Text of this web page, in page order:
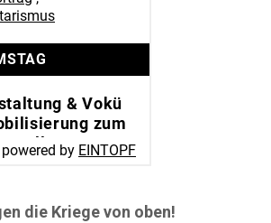
die Kriege von oben!